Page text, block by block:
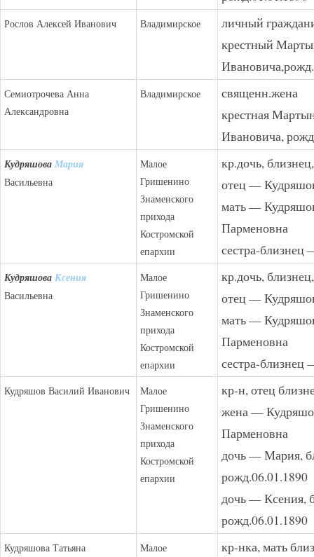
Рослов Алексей Иванович Владимирское
личный
крестный
Семиотрочева Анна
Александровна
Владимирское
священн.жена
крестная
Ивановича,
Кудряшова Мария
Васильевна
Малое
Гришенино
Знаменского
прихода
Костромской
епархии
кр.дочь,
отец —
мать —
Парменовна
сестра-близнец
Кудряшова Ксения
Васильевна
Малое
Гришенино
Знаменского
прихода
Костромской
епархии
кр.дочь,
отец —
мать —
Парменовна
сестра-
Кудряшов Василий Иванович
Малое
Гришенино
Знаменского
прихода
Костромской
епархии
кр-н, отец
жена —
Парменовна
дочь — Мария,
рожд.06.01.1890
дочь — Ксения,
рожд.06.01.1890
Кудряшова Татьяна
Малое
кр-нка, мать